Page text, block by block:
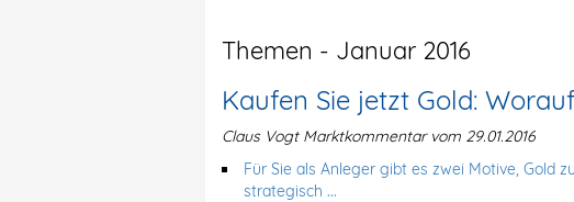
Themen - Januar 2016
Kaufen Sie jetzt Gold:
Claus Vogt Marktkommentar vom 29.01.2016
Für Sie als Anleger gibt es zwei Motive, Gold
strategisch ...